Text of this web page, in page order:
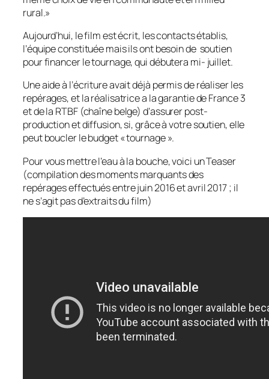
rural.»
Aujourd’hui, le film est écrit, les contacts établis,
l’équipe constituée mais ils ont besoin de soutien
pour financer le tournage, qui débutera mi- juillet.
Une aide à l’écriture avait déjà permis de réaliser les
repérages, et la réalisatrice a la garantie de France 3
et de la RTBF (chaîne belge) d’assurer post-
production et diffusion, si, grâce à votre soutien, elle
peut boucler le budget « tournage ».
Pour vous mettre l’eau à la bouche, voici un Teaser
(compilation des moments marquants des
repérages effectués entre juin 2016 et avril 2017 ; il
ne s’agit pas d’extraits du film)